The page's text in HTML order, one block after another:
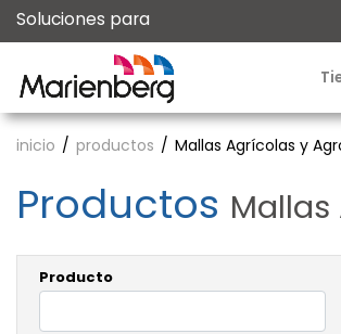
Soluciones para
inicio productos Mallas Agrícolas y
Productos
Producto